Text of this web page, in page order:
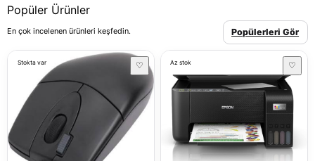
Popüler Ürünler
En çok incelenen ürünleri keşfedin. Popülerleri Gör
Stokta var ♡ Az stok ♡